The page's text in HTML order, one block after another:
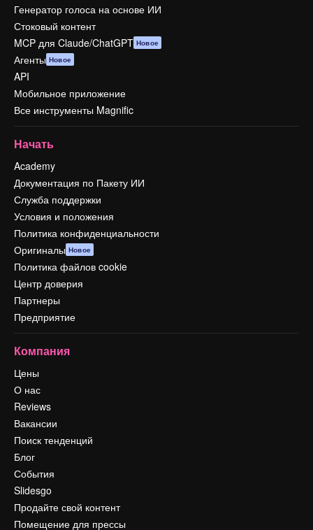
Генератор голоса на основе ИИ
Стоковый контент
MCP для Claude/ChatGPT Новое
Агенты Новое
API
Мобильное приложение
Все инструменты Magnific
Начать
Academy
Документация по Пакету ИИ
Служба поддержки
Условия и положения
Политика конфиденциальности
Оригиналы Новое
Политика файлов cookie
Центр доверия
Партнеры
Предприятие
Компания
Цены
О нас
Reviews
Вакансии
Поиск тенденций
Блог
События
Slidesgo
Продайте свой контент
Помещение для прессы